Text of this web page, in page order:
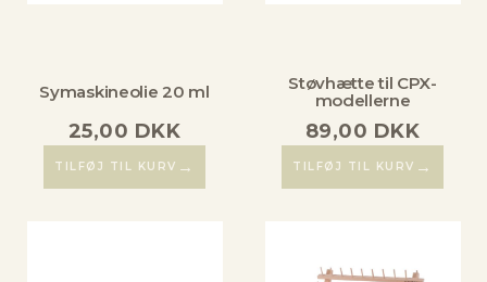
Symaskineolie 20 ml
25,00 DKK
TILFØJ TIL KURV →
Støvhætte til CPX-
modellerne
89,00 DKK
TILFØJ TIL KURV →